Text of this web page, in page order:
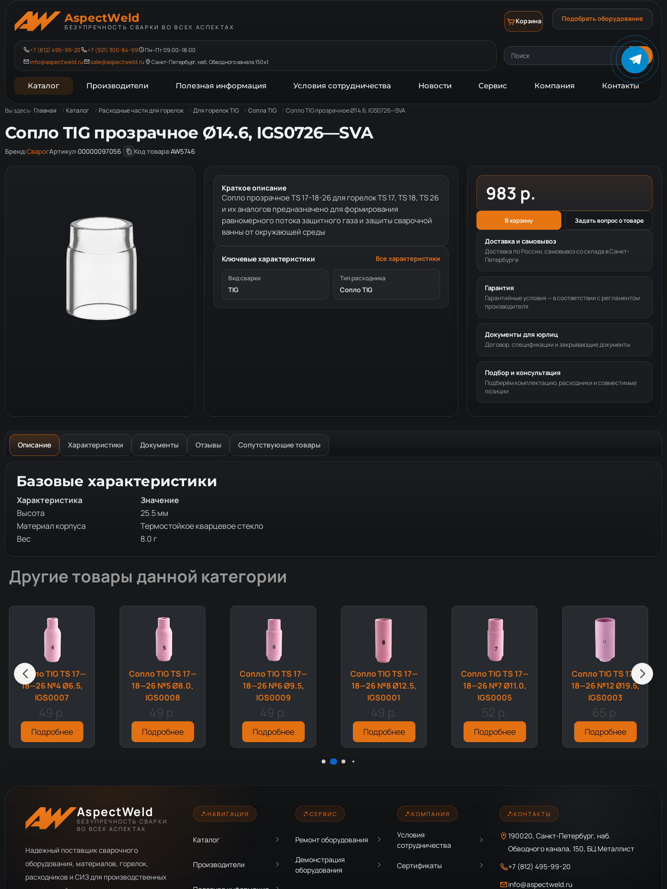
AspectWeld
БЕЗУПРЕЧНОСТЬ СВАРКИ ВО ВСЕХ АСПЕКТАХ
+7 (812) 495-99-20 +7 (921) 300-84-99
Пн–Пт 09:00–18:00
info@aspectweld.ru
sale@aspectweld.ru Санкт-Петербург, наб. Обводного канала 150 к1
Корзина Подобрать оборудование
Каталог Производители Полезная информация Условия сотрудничества Новости Сервис Компания Контакты
Вы здесь: Главная Каталог Расходные части для горелок Для горелок TIG Сопла TIG Сопло TIG прозрачное Ø14.6, IGS0726—SVA
Сопло TIG прозрачное Ø14.6, IGS0726—SVA
Бренд:СварогАртикул:00000097056 Код товара:AW5746
Краткое описание
Сопло прозрачное TS 17-18-26 для горелок TS 17, TS 18, TS 26
и их аналогов предназначено для формирования
равномерного потока защитного газа и защиты сварочной
ванны от окружающей среды
Ключевые характеристики Все характеристики
Вид сварки
TIG
Тип расходника
Сопло TIG
983 р.
В корзину Задать вопрос о товаре
Доставка и самовывоз
Доставка по России, самовывоз со склада в Санкт-
Петербурге
Гарантия
Гарантийные условия — в соответствии с регламентом
производителя
Документы для юрлиц
Договор, спецификации и закрывающие документы
Подбор и консультация
Подберём комплектацию, расходники и совместимые
позиции
Описание Характеристики Документы Отзывы Сопутствующие товары
Описание товара
Базовые характеристики
Характеристика
Значение
Высота
25.5 мм
Материал корпуса
Термостойкое кварцевое стекло
Вес
8.0 г
Другие товары данной категории
Сопло TIG TS 17—
18—26 №4 Ø6.5,
IGS0007
49 р.
Подробнее
Сопло TIG TS 17—
18—26 №5 Ø8.0,
IGS0008
49 р.
Подробнее
Сопло TIG TS 17—
18—26 №6 Ø9.5,
IGS0009
49 р.
Подробнее
Сопло TIG TS 17—
18—26 №8 Ø12.5,
IGS0001
49 р.
Подробнее
Сопло TIG TS 17—
18—26 №7 Ø11.0,
IGS0005
52 р.
Подробнее
Сопло TIG TS 17—
18—26 №12 Ø19.5,
IGS0003
65 р.
Подробнее
AspectWeld
БЕЗУПРЕЧНОСТЬ СВАРКИ
ВО ВСЕХ АСПЕКТАХ
Надежный поставщик сварочного
оборудования, материалов, горелок,
расходников и СИЗ для производственных
НАВИГАЦИЯ
Каталог
Производители
СЕРВИС
Ремонт оборудования
Демонстрация
оборудования
КОМПАНИЯ
Условия
сотрудничества
Сертификаты
КОНТАКТЫ
190020, Санкт-Петербург, наб.
Обводного канала, 150, БЦ Металлист
+7 (812) 495-99-20
info@aspectweld.ru